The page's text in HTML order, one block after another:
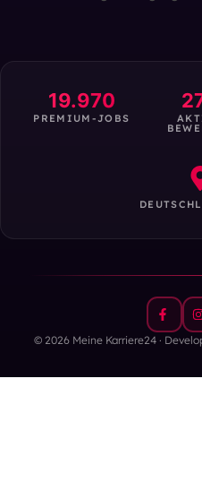
19.970
PREMIUM-JOBS
© 2026 Meine Karriere24 ·